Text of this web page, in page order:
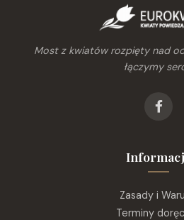
Most z kwiatów rozpięty nad
łączymy
Zasady i
Terminy